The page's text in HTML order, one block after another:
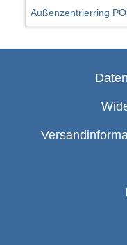
Außenzentrierring